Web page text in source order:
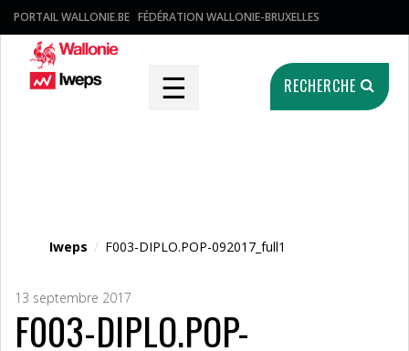
PORTAIL WALLONIE.BE FÉDÉRATION WALLONIE-BRUXELLES
☰ RECHERCHE
Iweps / F003-DIPLO.POP-092017_full1
13 septembre 2017
F003-DIPLO.POP-